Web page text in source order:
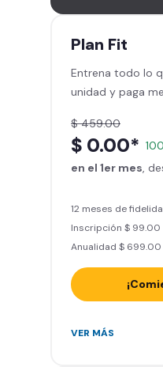
Entrena
Sillones de
Smart Fit
Smart Fit GO
línea) en la
Acceso a
Plan Fit
Entrena todo lo
unidad y paga
$ 459.00
$ 0.00*
en el 1er mes ,
12 meses de
Inscripción $ 99.00
Anualidad $ 699.00
Acceso
VER MÁS